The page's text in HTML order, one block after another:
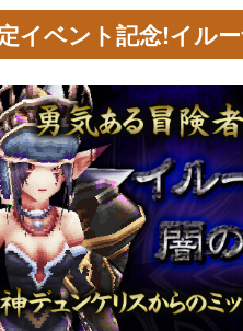
イベント記念!イル